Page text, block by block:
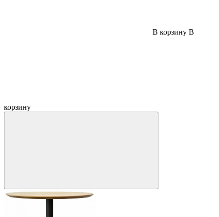
В корзину В
корзину